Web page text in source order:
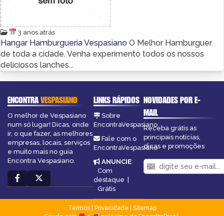
3 anos atrás
Hangar Hamburgueria Vespasiano O Melhor Hamburguer
de toda a cidade. Venha experimento todos os nossos
deliciosos lanches...
ENCONTRAVESPASIANO
O melhor de Vespasiano
num só lugar! Dicas, onde
ir, o que fazer, as melhores
empresas, locais, serviços
e muito mais no guia
Encontra Vespasiano.
LINKS RÁPIDOS
Sobre
EncontraVespasiano
Fale com o
EncontraVespasiano
ANUNCIE:
Com
destaque |
Grátis
NOVIDADES POR E-
MAIL
Receba grátis as
principais notícias,
dicas e promoções
Termos| Privacidade
Sitemap